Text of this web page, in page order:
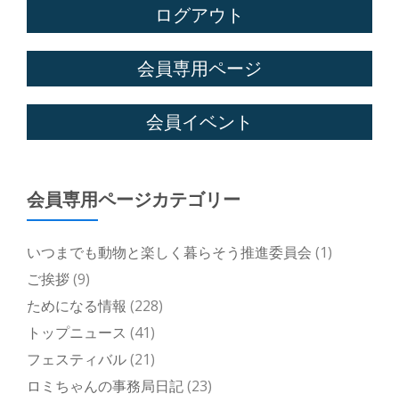
ログアウト
会員専用ページ
会員イベント
会員専用ページカテゴリー
いつまでも動物と楽しく暮らそう推進委員会 (1)
ご挨拶(9)
ためになる情報 (228)
トップニュース (41)
フェスティバル(21)
ロミちゃんの事務局日記(23)